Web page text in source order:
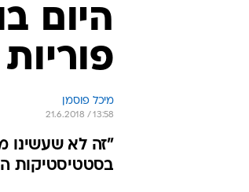
היום
פוריות
מיכל פוסמן
21.6.2018 / 13:58
"זה לא שעשינו
בסטטיסטיקות